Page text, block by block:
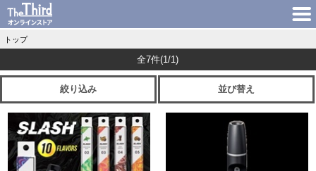
トップ
全7件(1/1)
絞り込み 並び替え